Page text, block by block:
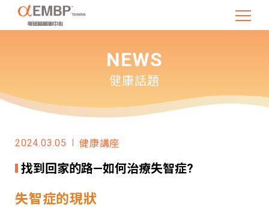
NEWS
健康話題
2024.03.05 健康講座
找到回家的路—如何治療失智症?
失智症的現狀